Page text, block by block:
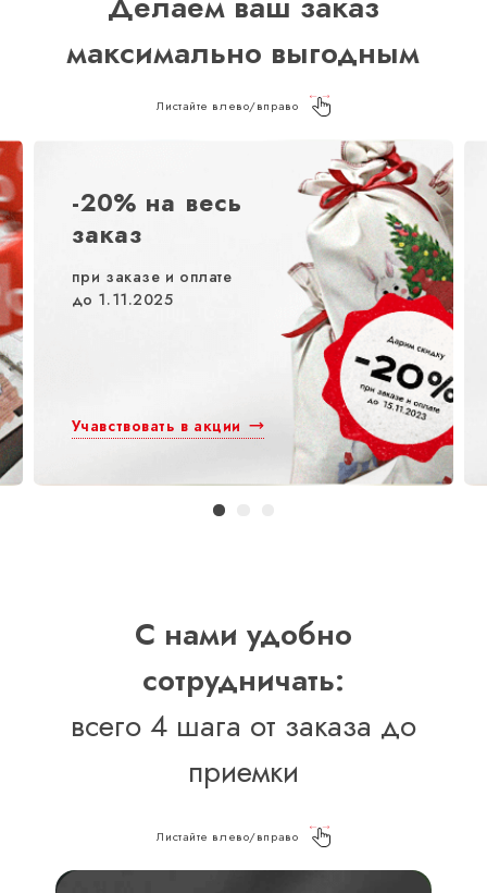
максимально выгодным
Листайте влево/вправо
-20% на весь
заказ
при заказе и оплате
до 1.11.2025
Учавствовать в акции
С нами удобно
сотрудничать:
всего 4 шага от заказа до
приемки
Листайте влево/вправо